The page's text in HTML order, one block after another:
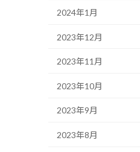
2024年1月
2023年12月
2023年11月
2023年10月
2023年9月
2023年8月